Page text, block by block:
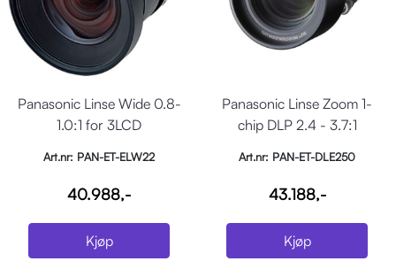
Panasonic Linse Wide 0.8-
1.0:1 for 3LCD
Art.nr: PAN-ET-ELW22
40.988,-
Kjøp
Panasonic Linse Zoom 1-
chip DLP 2.4 - 3.7:1
Art.nr: PAN-ET-DLE250
43.188,-
Kjøp